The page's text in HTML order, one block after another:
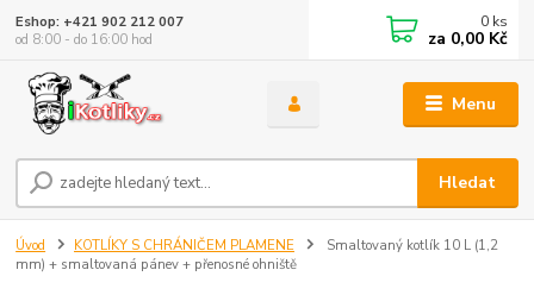
Menu
Hledat
Eshop: +421 902 212 007
od 8:00 - do 16:00 hod
0 ks
za 0,00 Kč
Úvod KOTLÍKY S CHRÁNIČEM PLAMENE
Smaltovaný kotlík 10 L (1,2
mm) + smaltovaná pánev + přenosné ohniště